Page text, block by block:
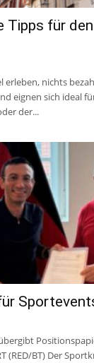
Tipps für
erleben, nichts
eignen sich ideal
der...
(RED/BT) Der